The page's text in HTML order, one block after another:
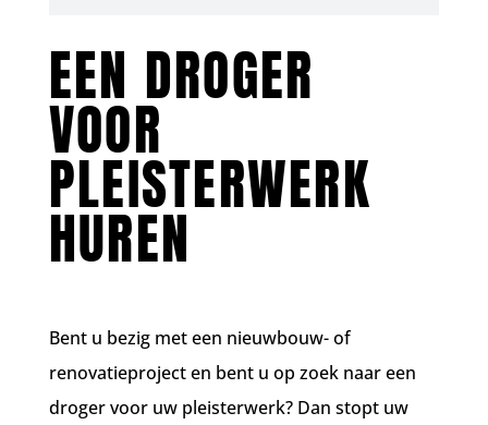
EEN DROGER
VOOR
PLEISTERWERK
HUREN
Bent u bezig met een nieuwbouw- of
renovatieproject en bent u op zoek naar een
droger voor uw pleisterwerk? Dan stopt uw